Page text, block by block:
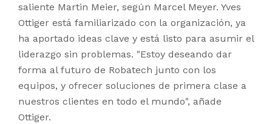
saliente Martin Meier, según Marcel Meyer. Yves
Ottiger está familiarizado con la organización, ya
ha aportado ideas clave y está listo para asumir el
liderazgo sin problemas. "Estoy deseando dar
forma al futuro de Robatech junto con los
equipos, y ofrecer soluciones de primera clase a
nuestros clientes en todo el mundo", añade
Ottiger.